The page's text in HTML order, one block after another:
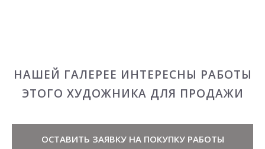
НАШЕЙ ГАЛЕРЕЕ ИНТЕРЕСНЫ РАБОТЫ
ЭТОГО ХУДОЖНИКА ДЛЯ ПРОДАЖИ
ОСТАВИТЬ ЗАЯВКУ НА ПОКУПКУ РАБОТЫ